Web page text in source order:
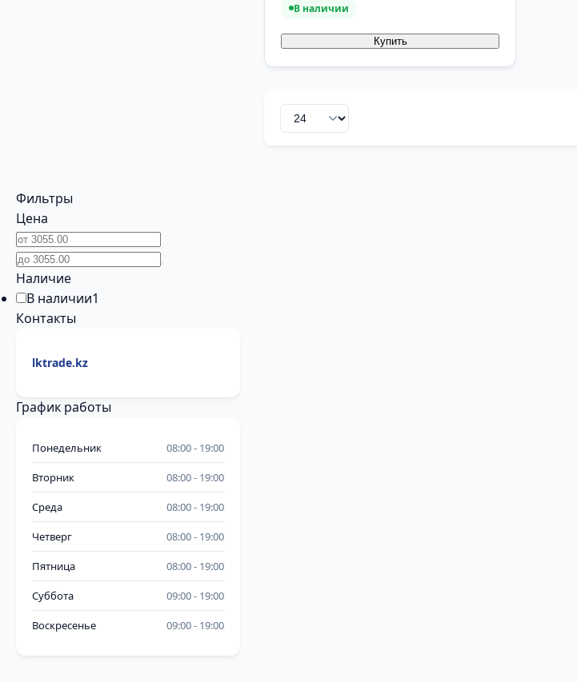
В наличии
Купить
Фильтры
Цена
Наличие
В наличии1
Контакты
lktrade.kz
График работы
Понедельник 08:00 19:00
Вторник 08:00 19:00
Среда 08:00 19:00
Четверг 08:00 19:00
Пятница 08:00 19:00
Суббота 09:00 19:00
Воскресенье 09:00 19:00